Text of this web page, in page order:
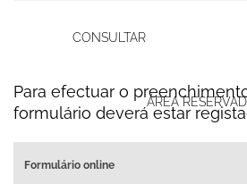
CONSULTAR
ÁREA
Para efectuar o
formulário deverá estar
Formulário online